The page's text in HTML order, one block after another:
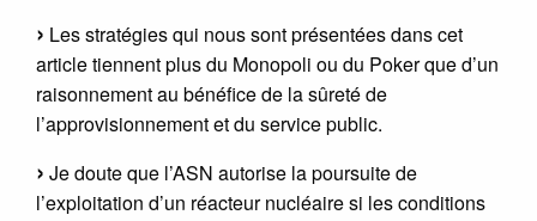
Les stratégies qui nous sont présentées dans cet
article tiennent plus du Monopoli ou du Poker que d’un
raisonnement au bénéfice de la sûreté de
l’approvisionnement et du service public.
Je doute que l’ASN autorise la poursuite de
l’exploitation d’un réacteur nucléaire si les conditions